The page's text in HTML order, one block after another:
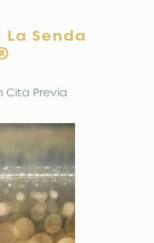
Senda
Cita Previa